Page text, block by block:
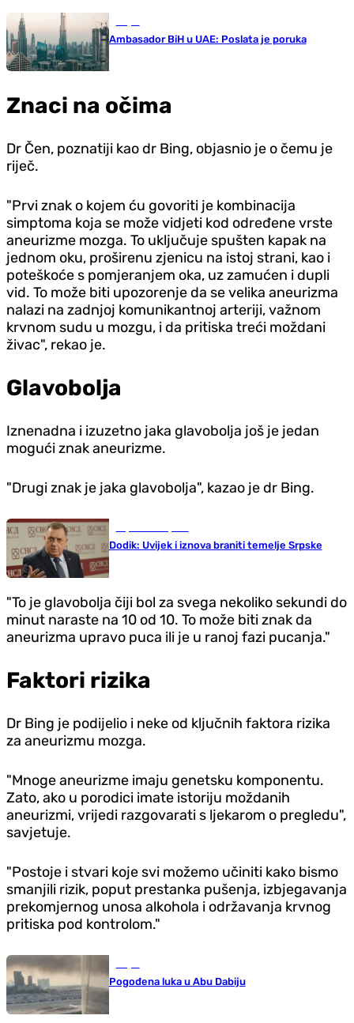
Ambasador BiH u UAE: Poslata je poruka
Znaci na očima
Dr Čen, poznatiji kao dr Bing, objasnio je o čemu je
riječ.
"Prvi znak o kojem ću govoriti je kombinacija
simptoma koja se može vidjeti kod određene vrste
aneurizme mozga. To uključuje spušten kapak na
jednom oku, proširenu zjenicu na istoj strani, kao i
poteškoće s pomjeranjem oka, uz zamućen i dupli
vid. To može biti upozorenje da se velika aneurizma
nalazi na zadnjoj komunikantnoj arteriji, važnom
krvnom sudu u mozgu, i da pritiska treći moždani
živac", rekao je.
Glavobolja
Iznenadna i izuzetno jaka glavobolja još je jedan
mogući znak aneurizme.
"Drugi znak je jaka glavobolja", kazao je dr Bing.
Dodik: Uvijek i iznova braniti temelje Srpske
"To je glavobolja čiji bol za svega nekoliko sekundi do
minut naraste na 10 od 10. To može biti znak da
aneurizma upravo puca ili je u ranoj fazi pucanja."
Faktori rizika
Dr Bing je podijelio i neke od ključnih faktora rizika
za aneurizmu mozga.
"Mnoge aneurizme imaju genetsku komponentu.
Zato, ako u porodici imate istoriju moždanih
aneurizmi, vrijedi razgovarati s ljekarom o pregledu",
savjetuje.
"Postoje i stvari koje svi možemo učiniti kako bismo
smanjili rizik, poput prestanka pušenja, izbjegavanja
prekomjernog unosa alkohola i održavanja krvnog
pritiska pod kontrolom."
Pogođena luka u Abu Dabiju